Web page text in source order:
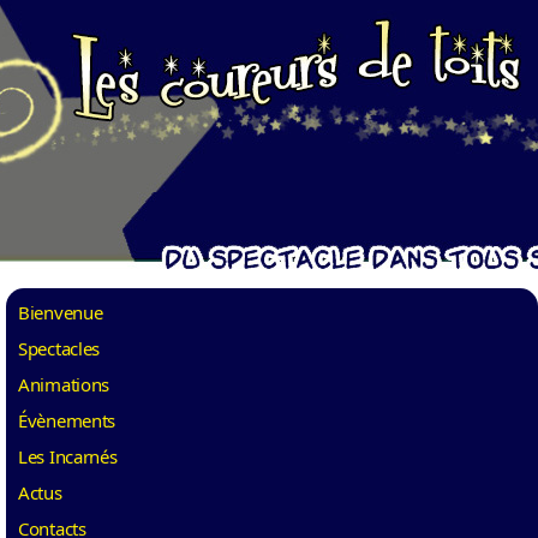
Bienvenue
Spectacles
Animations
Évènements
Les Incarnés
Actus
Contacts